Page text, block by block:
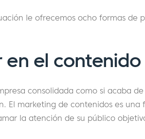
le ofrecemos ocho formas de
en el
consolidada como si acaba
El marketing de contenidos es
la atención de su público